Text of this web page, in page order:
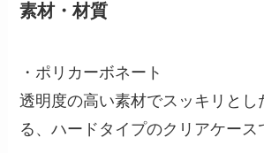
素材・材質
・ポリカーボネート
透明度の高い素材でスッキリとし
る、ハードタイプのクリアケース